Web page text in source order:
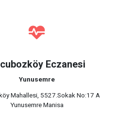
Eczanesi
Yunusemre
Mahallesi, 5527.Sokak No:17 A
Yunusemre Manisa